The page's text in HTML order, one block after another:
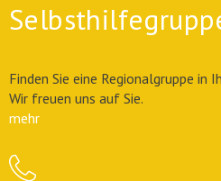
Finden Sie eine Regionalgruppe in
Wir freuen uns auf Sie.
mehr